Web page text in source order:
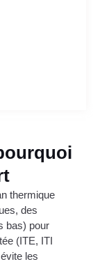
thermique
des
bas) pour
(ITE, ITI
les